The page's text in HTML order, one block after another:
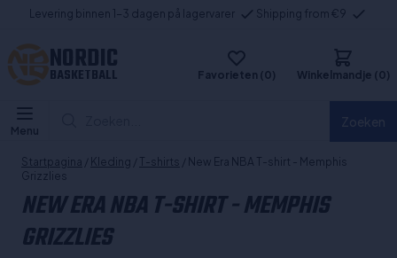
Levering binnen 1-3 dagen på lagervarer Shipping from €9
NORDIC
BASKETBALL Favorieten (0) Winkelmandje (0)
Menu
Startpagina / Kleding / T-shirts / New Era NBA T-shirt - Memphis
Grizzlies
NEW ERA NBA T-SHIRT - MEMPHIS
GRIZZLIES